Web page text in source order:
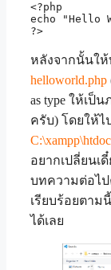
<?php
echo "Hello
?>
หลังจากนั้นใ
helloworld.php
as type ให้เป็
ครับ) โดยให้ไ
อยากเปลี่ยนเ
บทความต่อไ
เรียบร้อยตาม
ได้เลย